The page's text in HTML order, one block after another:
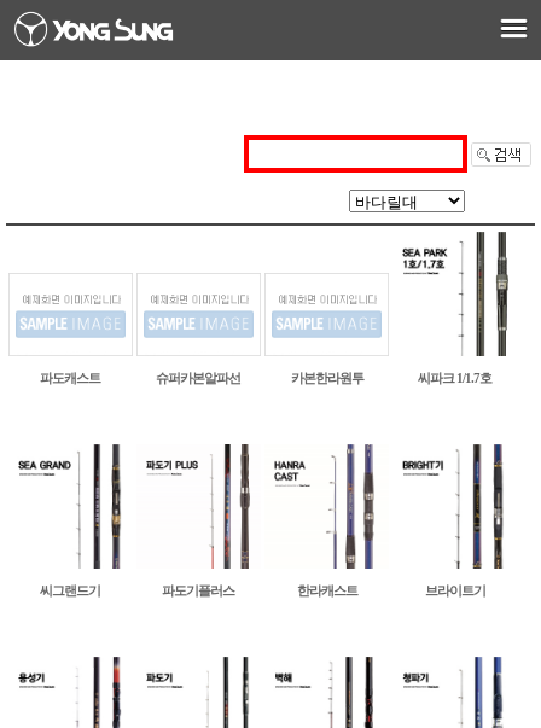
파도캐스트 슈퍼카본알파선 카본한라원투 씨파크 1/1.7호
씨그랜드기 파도기플러스 한라캐스트 브라이트기